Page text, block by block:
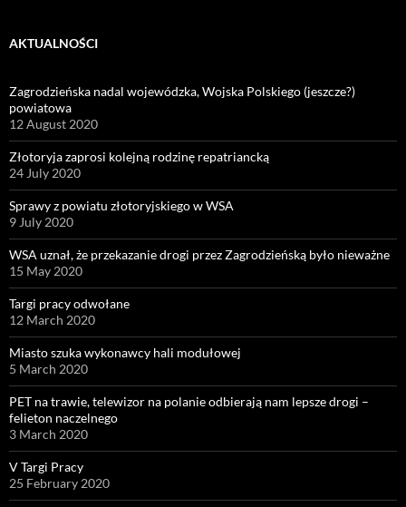
AKTUALNOŚCI
Zagrodzieńska nadal wojewódzka, Wojska Polskiego (jeszcze?)
powiatowa
12 August 2020
Złotoryja zaprosi kolejną rodzinę repatriancką
24 July 2020
Sprawy z powiatu złotoryjskiego w WSA
9 July 2020
WSA uznał, że przekazanie drogi przez Zagrodzieńską było nieważne
15 May 2020
Targi pracy odwołane
12 March 2020
Miasto szuka wykonawcy hali modułowej
5 March 2020
PET na trawie, telewizor na polanie odbierają nam lepsze drogi –
felieton naczelnego
3 March 2020
V Targi Pracy
25 February 2020